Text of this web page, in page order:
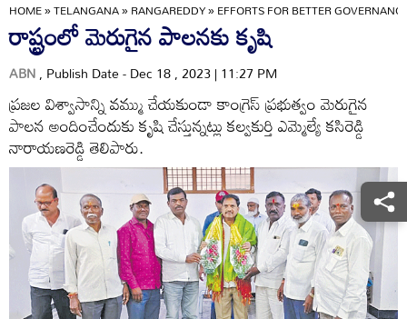
HOME»TELANGANA»RANGAREDDY»EFFORTS FOR BETTER
రాష్ట్రంలో మెరుగైన పాలనకు కృషి
ABN, Publish Date - Dec 18 , 2023 | 11:27 PM
ప్రజల విశ్వాసాన్ని వమ్ము చేయకుండా కాంగ్రెస్‌ ప్రభుత్వం మెరుగైన
పాలన అందించేందుకు కృషి చేస్తున్నట్లు కల్వకుర్తి ఎమ్మెల్యే కసిరెడ్డి
నారాయణరెడ్డి తెలిపారు.